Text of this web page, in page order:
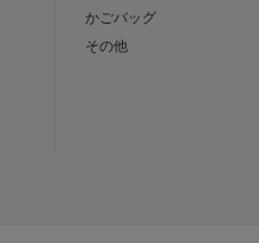
かごバッグ
その他